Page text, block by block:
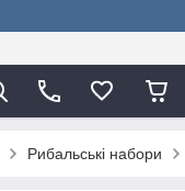
Рибальські набори